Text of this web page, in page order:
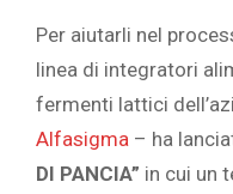
Per aiutarli nel
linea di integratori
fermenti lattici
Alfasigma – ha
DI PANCIA” in cui un